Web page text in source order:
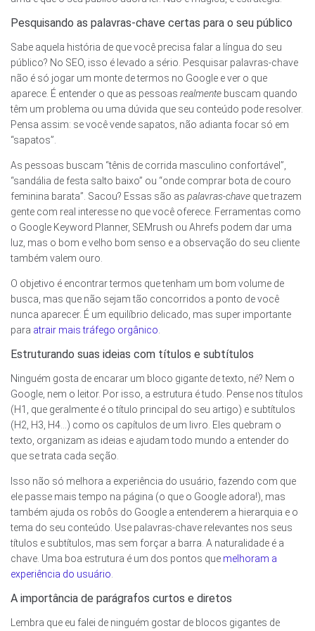
Pesquisando as palavras-chave certas para o seu público
Sabe aquela história de que você precisa falar a língua do seu
público? No SEO, isso é levado a sério. Pesquisar palavras-chave
não é só jogar um monte de termos no Google e ver o que
aparece. É entender o que as pessoas realmente buscam quando
têm um problema ou uma dúvida que seu conteúdo pode resolver.
Pensa assim: se você vende sapatos, não adianta focar só em
“sapatos”.
As pessoas buscam “tênis de corrida masculino confortável”,
“sandália de festa salto baixo” ou “onde comprar bota de couro
feminina barata”. Sacou? Essas são as palavras-chave que trazem
gente com real interesse no que você oferece. Ferramentas como
o Google Keyword Planner, SEMrush ou Ahrefs podem dar uma
luz, mas o bom e velho bom senso e a observação do seu cliente
também valem ouro.
O objetivo é encontrar termos que tenham um bom volume de
busca, mas que não sejam tão concorridos a ponto de você
nunca aparecer. É um equilíbrio delicado, mas super importante
para atrair mais tráfego orgânico
Estruturando suas ideias com títulos e subtítulos
Ninguém gosta de encarar um bloco gigante de texto, né? Nem o
Google, nem o leitor. Por isso, a estrutura é tudo. Pense nos títulos
(H1, que geralmente é o título principal do seu artigo) e subtítulos
(H2, H3, H4…) como os capítulos de um livro. Eles quebram o
texto, organizam as ideias e ajudam todo mundo a entender do
que se trata cada seção.
Isso não só melhora a experiência do usuário, fazendo com que
ele passe mais tempo na página (o que o Google adora!), mas
também ajuda os robôs do Google a entenderem a hierarquia e o
tema do seu conteúdo. Use palavras-chave relevantes nos seus
títulos e subtítulos, mas sem forçar a barra. A naturalidade é a
chave. Uma boa estrutura é um dos pontos que melhoram a
experiência do usuário
A importância de parágrafos curtos e diretos
Lembra que eu falei de ninguém gostar de blocos gigantes de